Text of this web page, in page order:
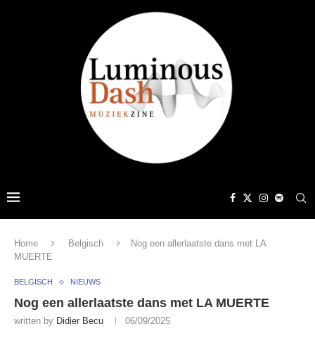
Home Belgisch
Nog een allerlaatste dans met LA
MUERTE
BELGISCH NIEUWS
Nog een allerlaatste dans met LA MUERTE
written by Didier Becu 06/09/2025